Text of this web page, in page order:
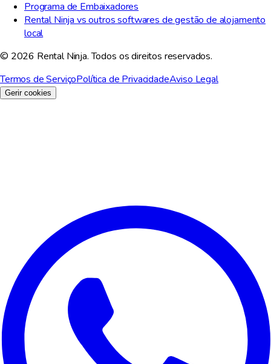
Programa de Embaixadores
Rental Ninja vs outros softwares de gestão de alojamento
local
© 2026 Rental Ninja. Todos os direitos reservados.
Termos de ServiçoPolítica de PrivacidadeAviso Legal
Gerir cookies
Utilizamos cookies para melhorar a sua experiência, analisar o
tráfego do site e para fins de marketing. Pode escolher quais
cookies aceitar.
Rejeitar tudo Personalizar